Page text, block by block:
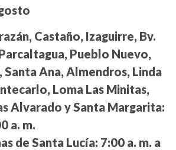
Castaño, Izaguirre, Bv.
Pueblo Nuevo,
Santa Ana, Almendros, Linda
Loma Las Minitas,
Alvarado y Santa Margarita:
a. m.
de Santa Lucía: 7:00 a. m. a